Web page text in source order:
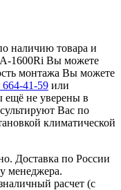
наличию товара и
1600Ri Вы можете
монтажа Вы можете
664-41-59 или
ещё не уверены в
Вас по
климатической
Доставка по России
менеджера.
расчет (с